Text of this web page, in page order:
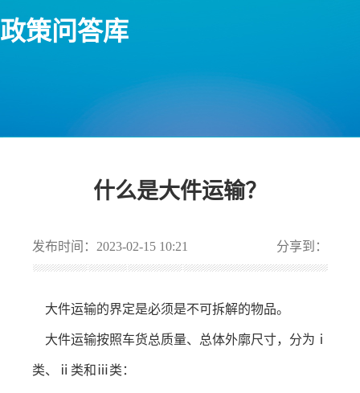
政策问答库
什么是大件运输？
发布时间：2023-02-15 10:21 分享到：
大件运输的界定是必须是不可拆解的物品。
大件运输按照车货总质量、总体外廓尺寸，分为ⅰ
类、ⅱ类和ⅲ类：